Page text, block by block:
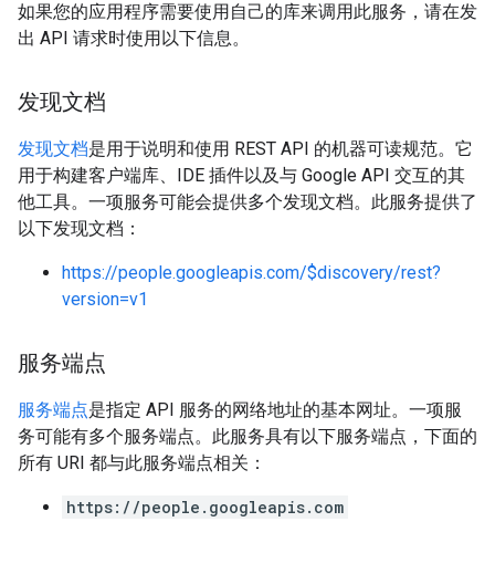
如果您的应用程序需要使用自己的库来调用此服务，请在发
出 API 请求时使用以下信息。
发现文档
发现文档是用于说明和使用 REST API 的机器可读规范。它
用于构建客户端库、IDE 插件以及与 Google API 交互的其
他工具。一项服务可能会提供多个发现文档。此服务提供了
以下发现文档：
https://people.googleapis.com/$discovery/rest?
version=v1
服务端点
服务端点是指定 API 服务的网络地址的基本网址。一项服
务可能有多个服务端点。此服务具有以下服务端点，下面的
所有 URI 都与此服务端点相关：
https://people.googleapis.com